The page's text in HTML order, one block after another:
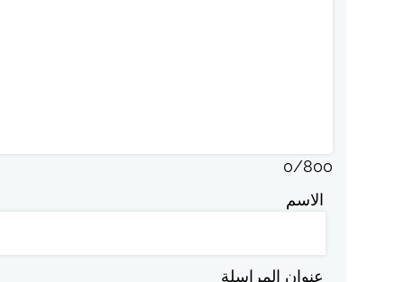
0/800
الاسم
عنوان المراسلة